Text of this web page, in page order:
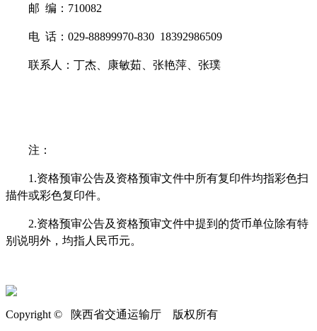
邮 编： 710082
电 话： 029-88899970-830 18392986509
联系人： 丁杰、康敏茹、张艳萍、张璞
注：
1 .资格预审公告及资格预审文件中所有复印件均指彩色扫
描件或彩色复印件。
2.资格预审公告及资格预审文件中提到的货币单位除有特
别说明外，均指人民币元。
Copyright © 陕西省交通运输厅 版权所有